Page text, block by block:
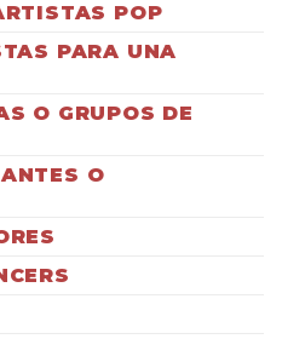
POP
PARA UNA
O GRUPOS DE
O